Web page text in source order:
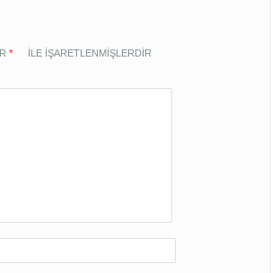
* ILE IŞARETLENMIŞLERDIR